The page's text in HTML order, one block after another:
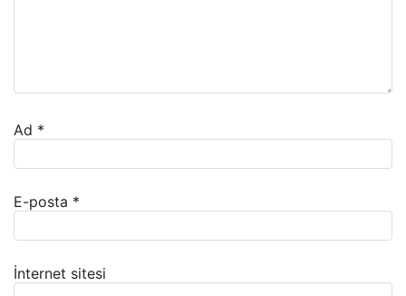
Ad *
E-posta *
İnternet sitesi